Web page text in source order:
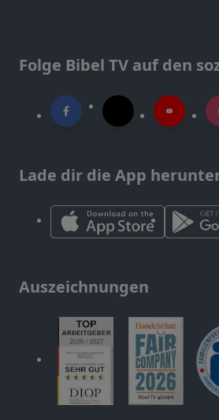
Folge Bibel TV auf den
Lade dir die App
Auszeichnungen